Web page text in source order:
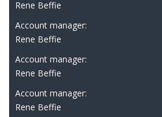
Rene Beffie
Account manager:
Rene Beffie
Account manager:
Rene Beffie
Account manager:
Rene Beffie